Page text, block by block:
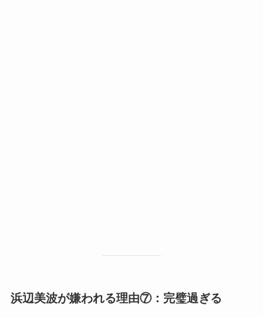
浜辺美波が嫌われる理由⑦：完璧過ぎる